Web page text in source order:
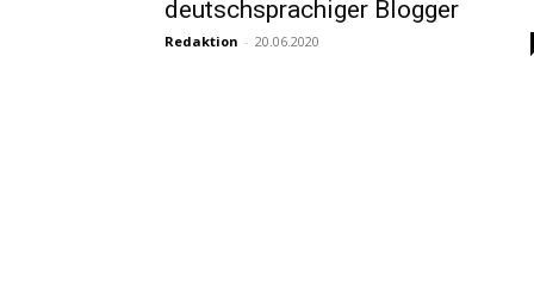
deutschsprachiger Blogger
Redaktion - 20.06.2020